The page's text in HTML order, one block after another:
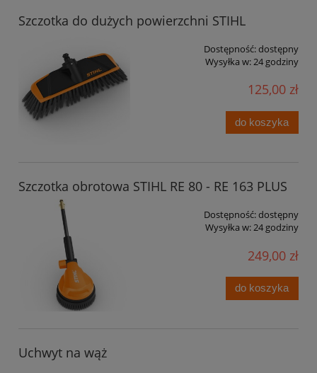
Szczotka do dużych powierzchni STIHL
Dostępność:dostępny
Wysyłka w:24 godziny
125,00 zł
do koszyka
Szczotka obrotowa STIHL RE 80 - RE 163 PLUS
Dostępność:dostępny
Wysyłka w:24 godziny
249,00 zł
do koszyka
Uchwyt na wąż